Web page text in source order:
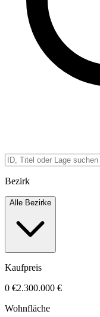
Bezirk
Alle Bezirke
Kaufpreis
0 €2.300.000 €
Wohnfläche